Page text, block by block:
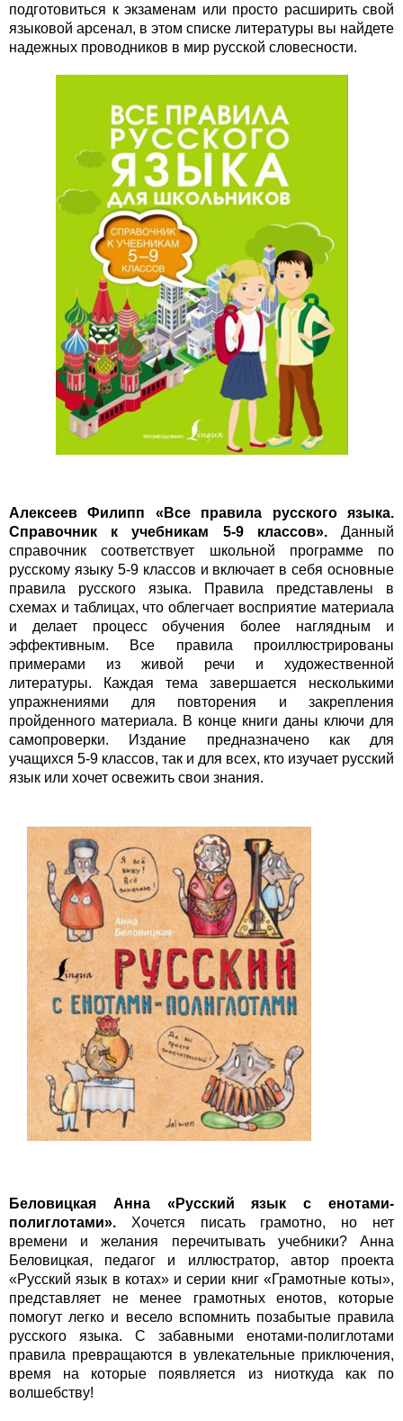
подготовиться к экзаменам или просто расширить свой
языковой арсенал, в этом списке литературы вы найдете
надежных проводников в мир русской словесности.
Алексеев Филипп « Все правила русского языка.
Справочник к учебникам 5-9 классов».Данный
справочник соответствует школьной программе по
русскому языку 5-9 классов и включает в себя основные
правила русского языка. Правила представлены в
схемах и таблицах, что облегчает восприятие материала
и делает процесс обучения более наглядным и
эффективным. Все правила проиллюстрированы
примерами из живой речи и художественной
литературы. Каждая тема завершается несколькими
упражнениями для повторения и закрепления
пройденного материала. В конце книги даны ключи для
самопроверки. Издание предназначено как для
учащихся 5-9 классов, так и для всех, кто изучает русский
язык или хочет освежить свои знания.
Беловицкая Анна« Русский язык с енотами-
полиглотами». Хочется писать грамотно, но нет
времени и желания перечитывать учебники? Анна
Беловицкая, педагог и иллюстратор, автор проекта
«Русский язык в котах» и серии книг «Грамотные коты»,
представляет не менее грамотных енотов, которые
помогут легко и весело вспомнить позабытые правила
русского языка. С забавными енотами-полиглотами
правила превращаются в увлекательные приключения,
время на которые появляется из ниоткуда как по
волшебству!